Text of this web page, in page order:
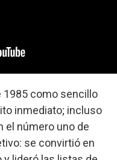
1985 como sencillo
inmediato; incluso
el número uno de
se convirtió en